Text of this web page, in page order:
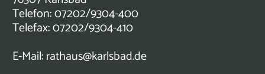
Telefon: 07202/9304-400
Telefax: 07202/9304-410
E-Mail:rathaus@karlsbad.de